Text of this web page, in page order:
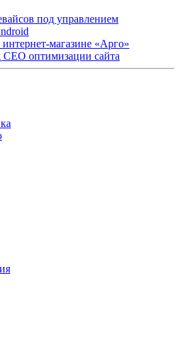
под управлением
магазине «Арго»
СЕО оптимизации сайта